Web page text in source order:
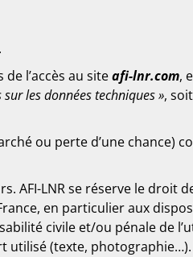
l’accès au siteafi-lnr.com,
les données techniques »,
ou perte d’une chance)
AFI-LNR se réserve le droit
en particulier aux
civile et/ou pénale de
utilisé (texte, photographie…).